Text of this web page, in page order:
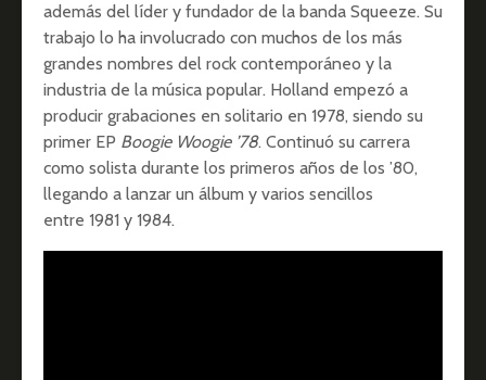
además del líder y fundador de la banda Squeeze. Su
trabajo lo ha involucrado con muchos de los más
grandes nombres del rock contemporáneo y la
industria de la música popular. Holland empezó a
producir grabaciones en solitario en 1978, siendo su
primer EP Boogie Woogie ’78. Continuó su carrera
como solista durante los primeros años de los ’80,
llegando a lanzar un álbum y varios sencillos
entre 1981 y 1984.